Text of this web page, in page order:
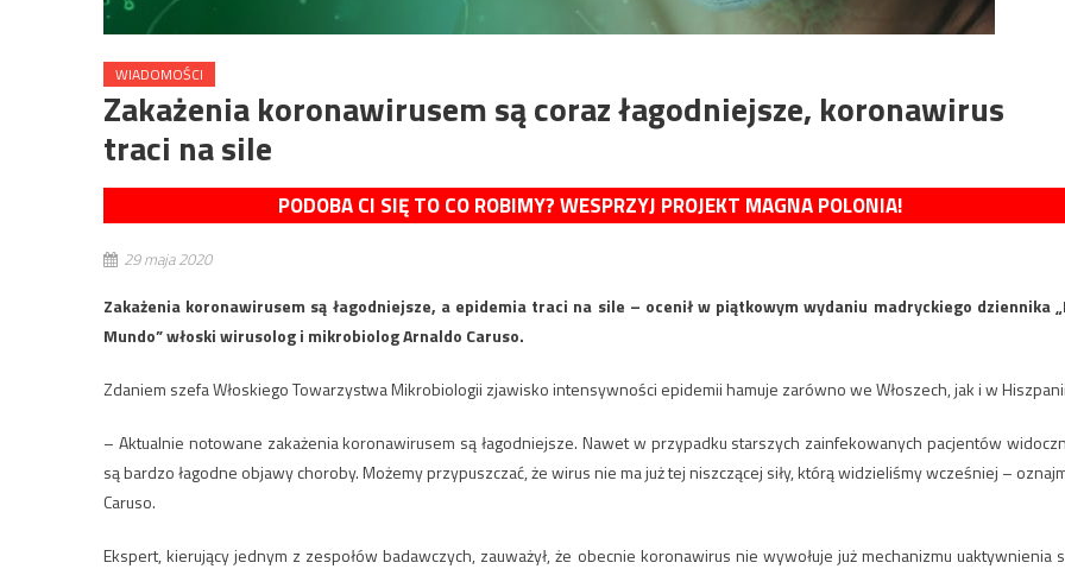
WIADOMOŚCI
Zakażenia koronawirusem są coraz łagodniejsze, koronawirus
traci na sile
PODOBA CI SIĘ TO CO ROBIMY? WESPRZYJ PROJEKT MAGNA POLONIA!
29 maja 2020
Zakażenia koronawirusem są łagodniejsze, a epidemia traci na sile – ocenił w piątkowym wydaniu madryckiego dziennika
Mundo” włoski wirusolog i mikrobiolog Arnaldo Caruso.
Zdaniem szefa Włoskiego Towarzystwa Mikrobiologii zjawisko intensywności epidemii hamuje zarówno we Włoszech, jak i w
– Aktualnie notowane zakażenia koronawirusem są łagodniejsze. Nawet w przypadku starszych zainfekowanych pacjentów
są bardzo łagodne objawy choroby. Możemy przypuszczać, że wirus nie ma już tej niszczącej siły, którą widzieliśmy wcześniej –
Caruso.
Ekspert, kierujący jednym z zespołów badawczych, zauważył, że obecnie koronawirus nie wywołuje już mechanizmu uaktywnienia